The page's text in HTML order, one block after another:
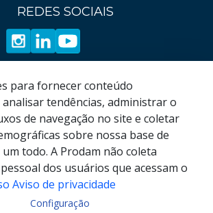
REDES SOCIAIS
para fornecer conteúdo
tendências, administrar o
de navegação no site e coletar
sobre nossa base de
todo. A Prodam não coleta
dos usuários que acessam o
Aviso de privacidade
Configuração